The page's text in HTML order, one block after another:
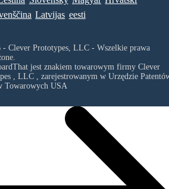
Latvijas eesti
Clever Prototypes, LLC - Wszelkie prawa
jest znakiem towarowym firmy Clever
, LLC, zarejestrowanym w Urzędzie
Towarowych USA